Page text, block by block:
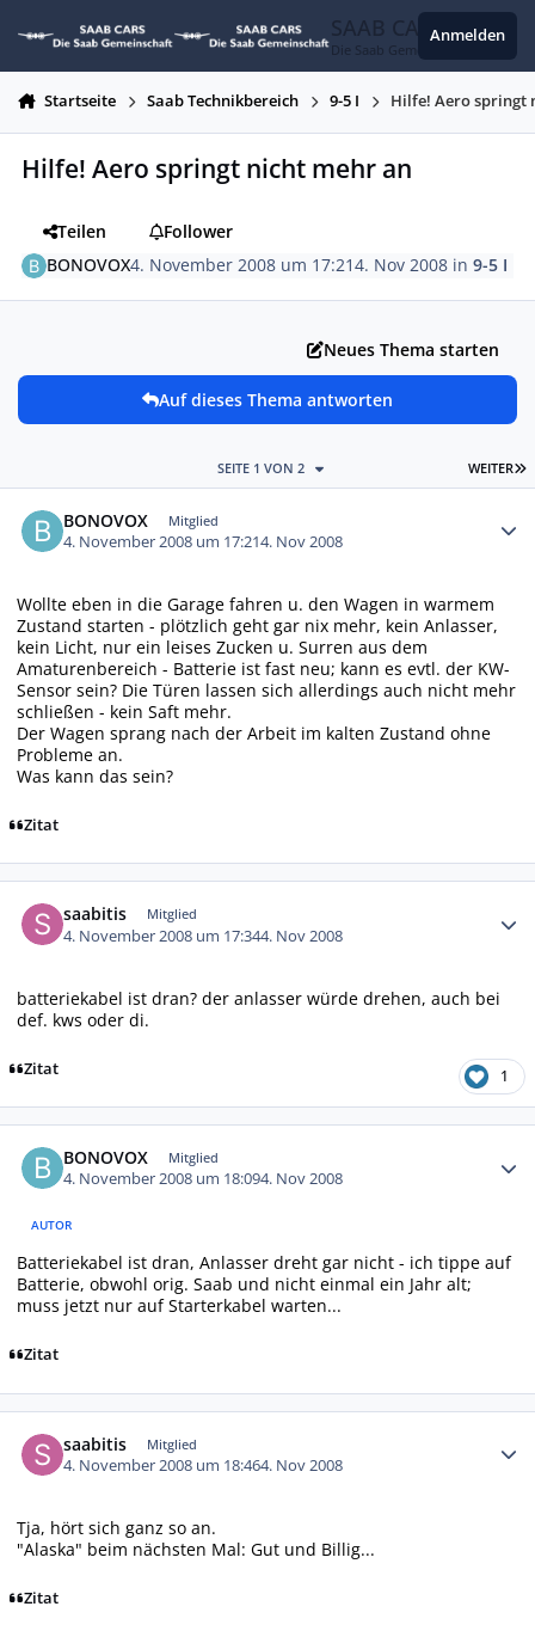
SAAB CARS
Die Saab Gemeinschaft
Anmelden
Startseite Saab Technikbereich 9-5 I Hilfe! Aero springt
Hilfe! Aero springt nicht mehr an
Teilen
Follower
BONOVOX4. November 2008 um 17:214. Nov 2008 in9-5 I
Neues Thema starten
Auf dieses Thema antworten
WEITER
SEITE 1 VON 2
BONOVOX Mitglied
4. November 2008 um 17:214. Nov 2008
Wollte eben in die Garage fahren u. den Wagen in warmem
Zustand starten - plötzlich geht gar nix mehr, kein Anlasser,
kein Licht, nur ein leises Zucken u. Surren aus dem
Amaturenbereich - Batterie ist fast neu; kann es evtl. der KW-
Sensor sein? Die Türen lassen sich allerdings auch nicht mehr
schließen - kein Saft mehr.
Der Wagen sprang nach der Arbeit im kalten Zustand ohne
Probleme an.
Was kann das sein?
Zitat
saabitis Mitglied
4. November 2008 um 17:344. Nov 2008
batteriekabel ist dran? der anlasser würde drehen, auch bei
def. kws oder di.
Zitat 1
BONOVOX Mitglied
4. November 2008 um 18:094. Nov 2008
AUTOR
Batteriekabel ist dran, Anlasser dreht gar nicht - ich tippe auf
Batterie, obwohl orig. Saab und nicht einmal ein Jahr alt;
muss jetzt nur auf Starterkabel warten...
Zitat
saabitis Mitglied
4. November 2008 um 18:464. Nov 2008
Tja, hört sich ganz so an.
"Alaska" beim nächsten Mal: Gut und Billig...
Zitat